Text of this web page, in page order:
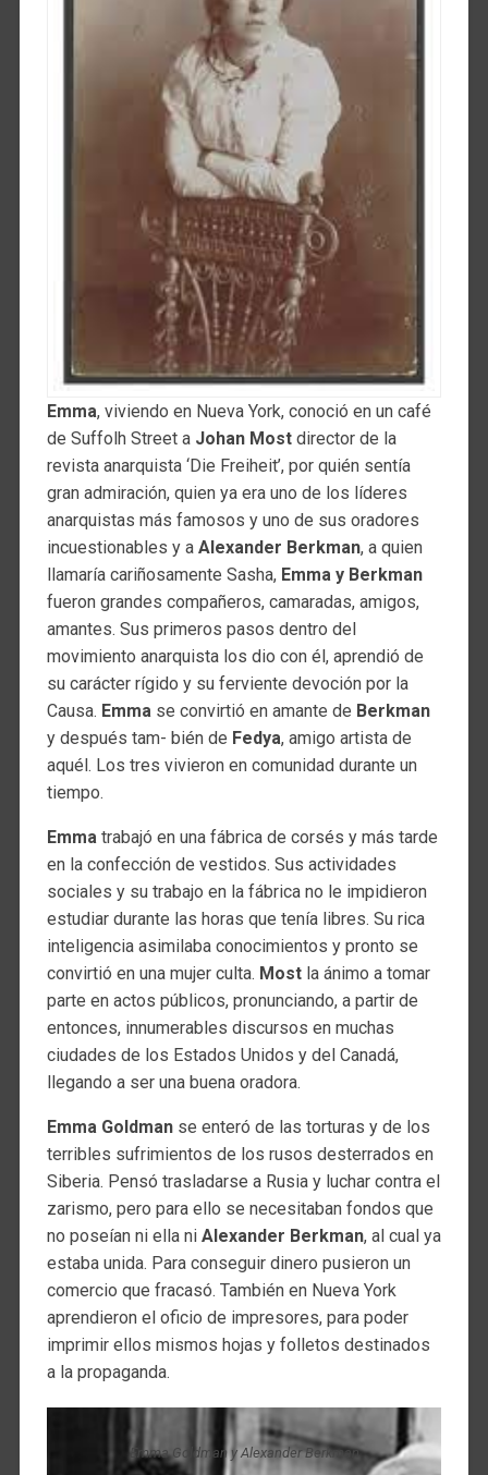
Emma, viviendo en Nueva York, conoció en un café
de Suffolh Street a Johan Mostdirector de la
revista anarquista ‘Die Freiheit’, por quién sentía
gran admiración, quien ya era uno de los líderes
anarquistas más famosos y uno de sus oradores
incuestionables y a Alexander Berkman, a quien
llamaría cariñosamente Sasha, Emma y Berkman
fueron grandes compañeros, camaradas, amigos,
amantes. Sus primeros pasos dentro del
movimiento anarquista los dio con él, aprendió de
su carácter rígido y su ferviente devoción por la
Causa. Emmase convirtió en amante de Berkman
y después tam- bién de Fedya, amigo artista de
aquél. Los tres vivieron en comunidad durante un
tiempo.
Emmatrabajó en una fábrica de corsés y más tarde
en la confección de vestidos. Sus actividades
sociales y su trabajo en la fábrica no le impidieron
estudiar durante las horas que tenía libres. Su rica
inteligencia asimilaba conocimientos y pronto se
convirtió en una mujer culta. Mostla ánimo a tomar
parte en actos públicos, pronunciando, a partir de
entonces, innumerables discursos en muchas
ciudades de los Estados Unidos y del Canadá,
llegando a ser una buena oradora.
Emma Goldmanse enteró de las torturas y de los
terribles sufrimientos de los rusos desterrados en
Siberia. Pensó trasladarse a Rusia y luchar contra el
zarismo, pero para ello se necesitaban fondos que
no poseían ni ella ni Alexander Berkman, al cual ya
estaba unida. Para conseguir dinero pusieron un
comercio que fracasó. También en Nueva York
aprendieron el oficio de impresores, para poder
imprimir ellos mismos hojas y folletos destinados
a la propaganda.
Emma Goldman y Alexander Berkman